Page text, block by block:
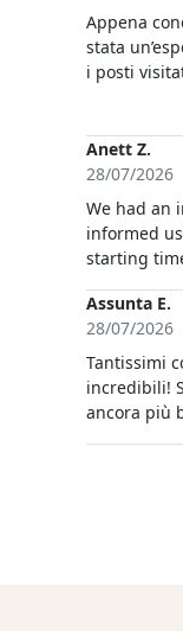
Appena
stata
i posti
dedizione
Anett Z.
28/07/2026
We had an
informed
starting
Assunta E.
28/07/2026
Tantissimi
incredibili!
ancora più